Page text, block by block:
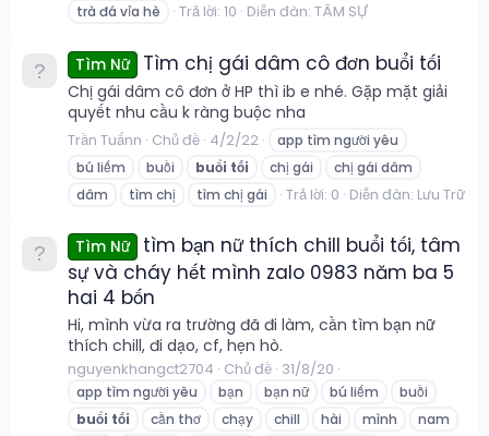
trà đá vỉa hè
Trả lời: 10 Diễn đàn: TÂM SỰ
Tìm Nữ Tìm chị gái dâm cô đơn buổi tối
Chị gái dâm cô đơn ở HP thì ib e nhé. Gặp mặt giải
quyết nhu cầu k ràng buộc nha
Trần Tuấnn Chủ đề 4/2/22
app tìm người yêu
bú liếm
buồi buổi tối chị gái
chị gái dâm
dâm
tìm chị tìm chị gái Trả lời: 0 Diễn đàn: Lưu Trữ
Tìm Nữ
tìm bạn nữ thích chill buổi tối, tâm
sự và cháy hết mình zalo 0983 năm ba 5
hai 4 bốn
Hi, mình vừa ra trường đã đi làm, cần tìm bạn nữ
thích chill, đi dạo, cf, hẹn hò.
nguyenkhangct2704 Chủ đề 31/8/20
app tìm người yêu bạn bạn nữ bú liếm
buồi
buổi tối cần thơ chạy chill hài mình
nam